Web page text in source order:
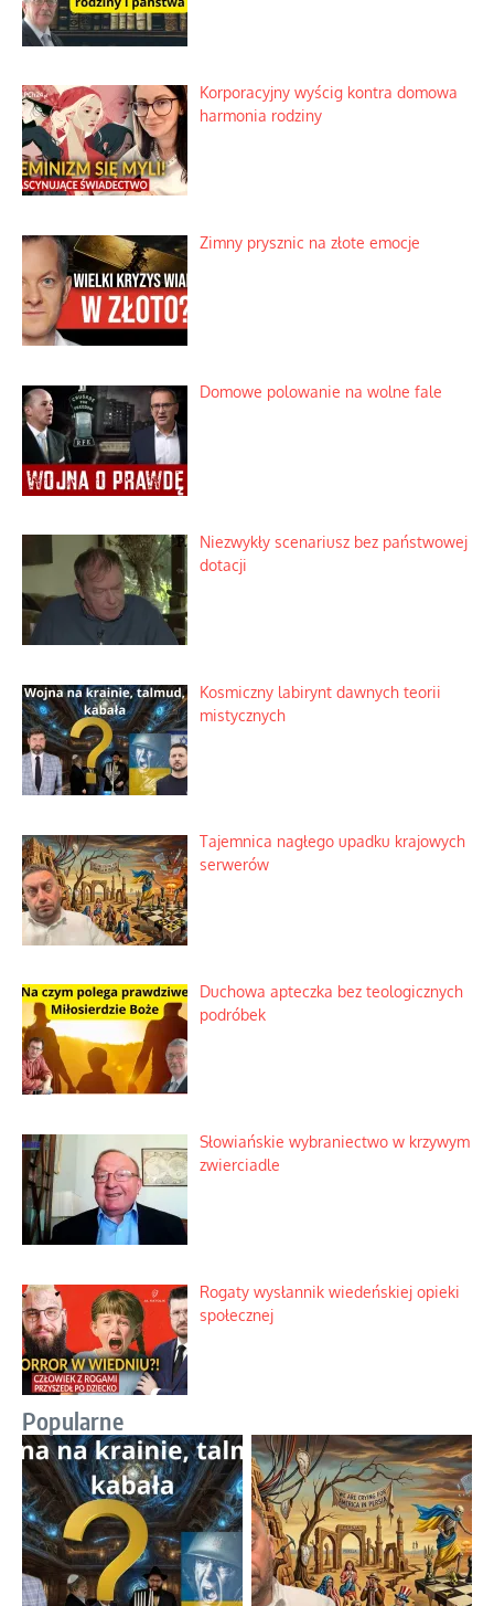
Korporacyjny wyścig kontra domowa
harmonia rodziny
Zimny prysznic na złote emocje
Domowe polowanie na wolne fale
Niezwykły scenariusz bez państwowej
dotacji
Kosmiczny labirynt dawnych teorii
mistycznych
Tajemnica nagłego upadku krajowych
serwerów
Duchowa apteczka bez teologicznych
podróbek
Słowiańskie wybraniectwo w krzywym
zwierciadle
Rogaty wysłannik wiedeńskiej opieki
społecznej
Popularne